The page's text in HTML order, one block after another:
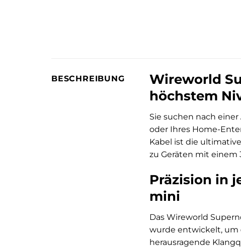
BESCHREIBUNG
Wireworld
höchstem
Sie suchen nach
oder Ihres Home-
Kabel ist die
zu Geräten mit einem
Präzision in
mini
Das Wireworld
wurde entwickelt, um
herausragende